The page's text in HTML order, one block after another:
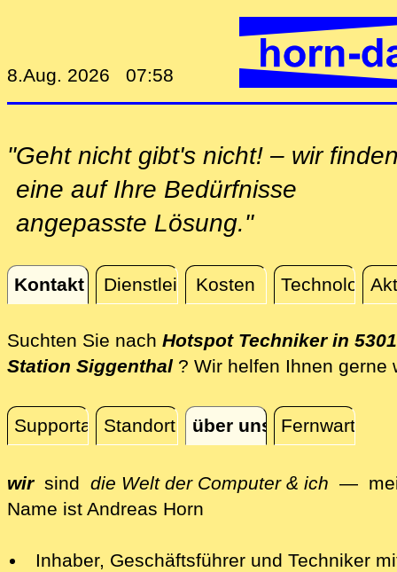
8.Aug. 2026 07:58
"Geht nicht gibt's nicht! – wir
eine auf Ihre Bedürfnisse
angepasste Lösung."
Kontakt Dienstleistungen
Kosten Technologie
Kontakt
Suchten Sie nach Hotspot Techniker in 5301
Station Siggenthal ? Wir helfen Ihnen gerne
Supportanfrage
Standort über uns Fernwartung
über uns
wirsind die Welt der Computer & ich —
Name ist Andreas Horn
Inhaber, Geschäftsführer und Techniker